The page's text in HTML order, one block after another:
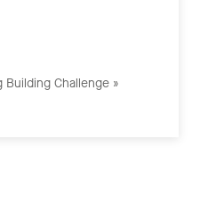
Building Challenge »